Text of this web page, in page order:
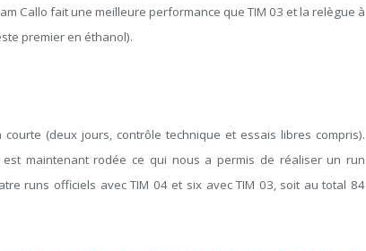
Callo fait une meilleure performance que TIM 03 et la relègue à
premier en éthanol).
(deux jours, contrôle technique et essais libres compris).
maintenant rodée ce qui nous a permis de réaliser un run
runs officiels avec TIM 04 et six avec TIM 03, soit au total 84